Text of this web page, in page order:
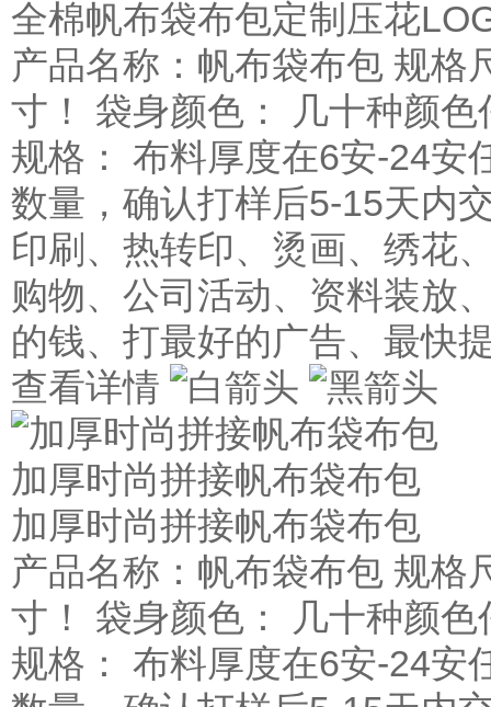
全棉帆布袋布包定制压花
产品名称：帆布袋布包 规格
寸！ 袋身颜色： 几十种颜
规格： 布料厚度在6安-24安
数量，确认打样后5-15天内
印刷、热转印、烫画、绣花
购物、公司活动、资料装放
的钱、打最好的广告、最快
查看详情
加厚时尚拼接帆布袋布包
加厚时尚拼接帆布袋布包
产品名称：帆布袋布包 规格
寸！ 袋身颜色： 几十种颜
规格： 布料厚度在6安-24安